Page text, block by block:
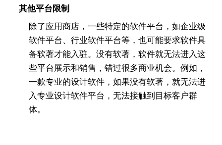
其他平台限制
除了应用商店，一些特定的软件平台，如企业级
软件平台、行业软件平台等，也可能要求软件具
备软著才能入驻。没有软著，软件就无法进入这
些平台展示和销售，错过很多商业机会。例如，
一款专业的设计软件，如果没有软著，就无法进
入专业设计软件平台，无法接触到目标客户群
体。